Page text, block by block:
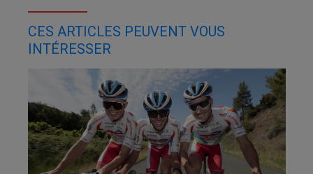
CES ARTICLES PEUVENT VOUS
INTÉRESSER